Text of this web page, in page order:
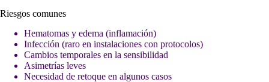
Riesgos comunes
Hematomas y edema (inflamación)
Infección (raro en instalaciones con protocolos)
Cambios temporales en la sensibilidad
Asimetrías leves
Necesidad de retoque en algunos casos